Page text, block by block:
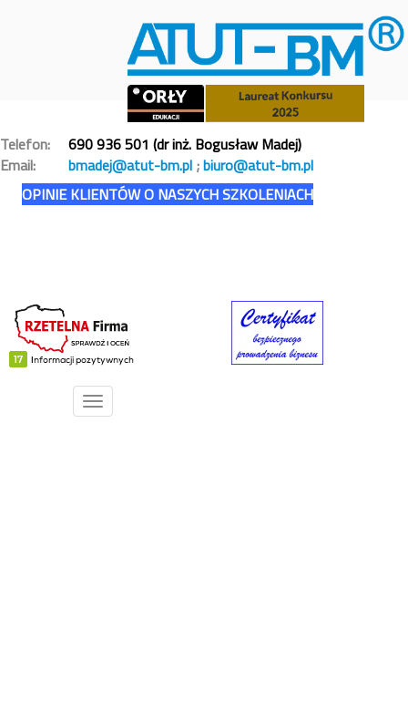
Telefon:
690 936 501 (dr inż. Bogusław Madej)
Email: bmadej@atut-bm.pl ;biuro@atut-bm.pl
OPINIE KLIENTÓW O NASZYCH SZKOLENIACH